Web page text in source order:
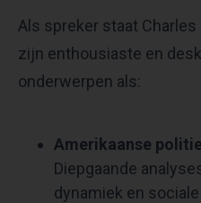
Als spreker staat
zijn enthousiaste en
onderwerpen als:​
Amerikaanse
Diepgaande
dynamiek en